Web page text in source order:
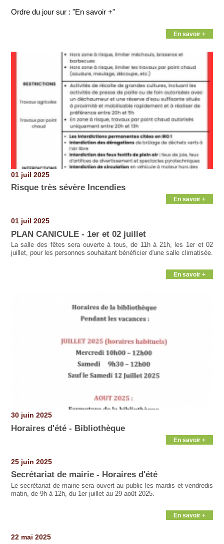
Ordre du jour sur : "En savoir +"
En savoir +
01 juil 2025
Risque très sévère Incendies
En savoir +
01 juil 2025
PLAN CANICULE - 1er et 02 juillet
La salle des fêtes sera ouverte à tous, de 11h à 21h, les 1er et 02
juillet, pour les personnes souhaitant bénéficier d'une salle climatisée.
En savoir +
30 juin 2025
Horaires d'été - Bibliothèque
En savoir +
25 juin 2025
Secrétariat de mairie - Horaires d'été
Le secrétariat de mairie sera ouvert au public les mardis et vendredis
matin, de 9h à 12h, du 1er juillet au 29 août 2025.
En savoir +
22 mai 2025